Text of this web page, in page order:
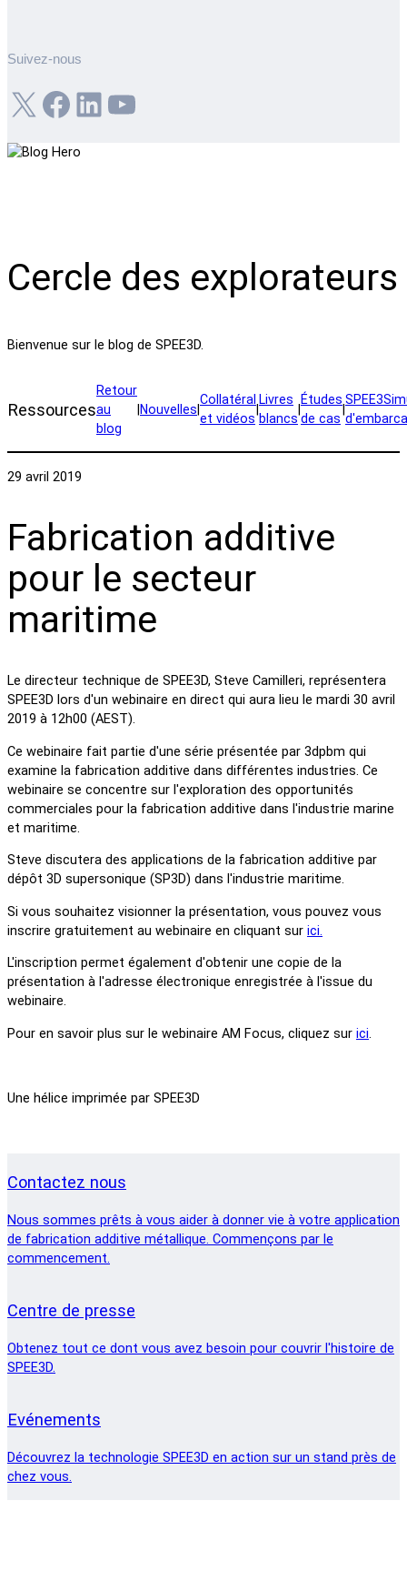
Suivez-nous
X Facebook LinkedIn YouTube
Cercle des explorateurs
Bienvenue sur le blog de SPEE3D.
Ressources
Retour
au
blog
Nouvelles
Collatéral
et vidéos
Livres
blancs
Études
de cas
29 avril 2019
Fabrication additive
pour le secteur
maritime
Le directeur technique de SPEE3D, Steve Camilleri, représentera
SPEE3D lors d'un webinaire en direct qui aura lieu le mardi 30 avril
2019 à 12h00 (AEST).
Ce webinaire fait partie d'une série présentée par 3dpbm qui
examine la fabrication additive dans différentes industries. Ce
webinaire se concentre sur l'exploration des opportunités
commerciales pour la fabrication additive dans l'industrie marine
et maritime.
Steve discutera des applications de la fabrication additive par
dépôt 3D supersonique (SP3D) dans l'industrie maritime.
Si vous souhaitez visionner la présentation, vous pouvez vous
inscrire gratuitement au webinaire en cliquant sur ici.
L'inscription permet également d'obtenir une copie de la
présentation à l'adresse électronique enregistrée à l'issue du
webinaire.
Pour en savoir plus sur le webinaire AM Focus, cliquez sur ici.
Une hélice imprimée par SPEE3D
Contactez nous
Nous sommes prêts à vous aider à donner vie à votre application
de fabrication additive métallique. Commençons par le
commencement.
Centre de presse
Obtenez tout ce dont vous avez besoin pour couvrir l'histoire de
SPEE3D.
Evénements
Découvrez la technologie SPEE3D en action sur un stand près de
chez vous.